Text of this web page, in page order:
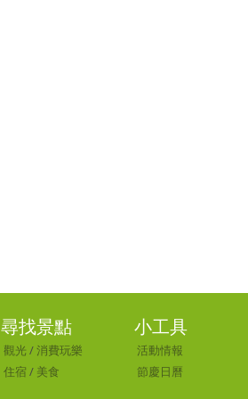
尋找景點
觀光 /消費玩樂
住宿 / 美食
小工具
活動情報
節慶日曆